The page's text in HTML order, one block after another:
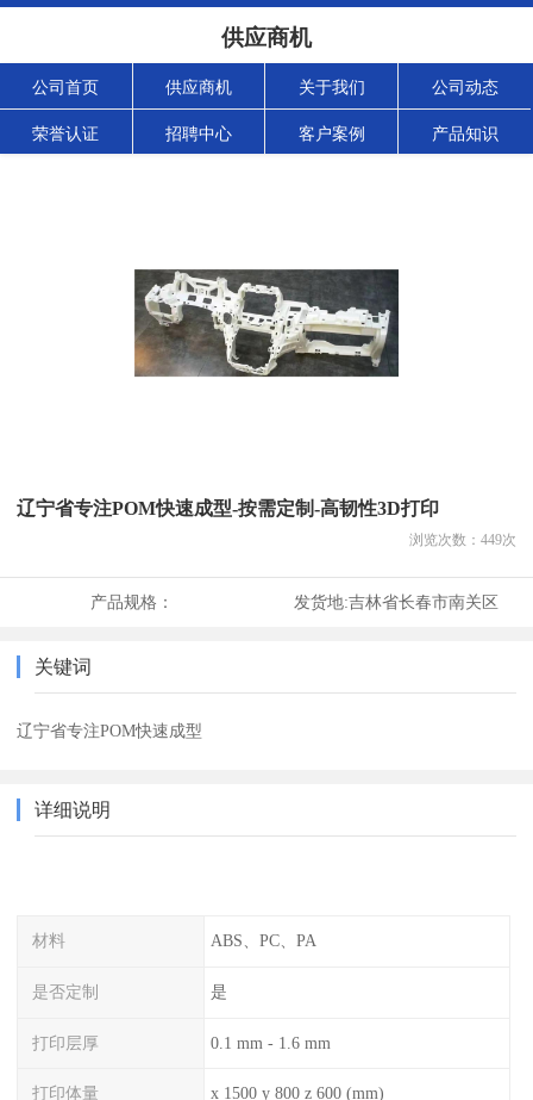
供应商机
公司首页 供应商机 关于我们 公司动态
荣誉认证 招聘中心 客户案例 产品知识
辽宁省专注POM快速成型-按需定制-高韧性3D打印
浏览次数： 449次
产品规格： 发货地:吉林省长春市南关区
关键词
辽宁省专注POM快速成型
详细说明
材料 ABS、PC、PA
是否定制 是
打印层厚 0.1 mm - 1.6 mm
打印体量 x 1500 y 800 z 600 (mm)